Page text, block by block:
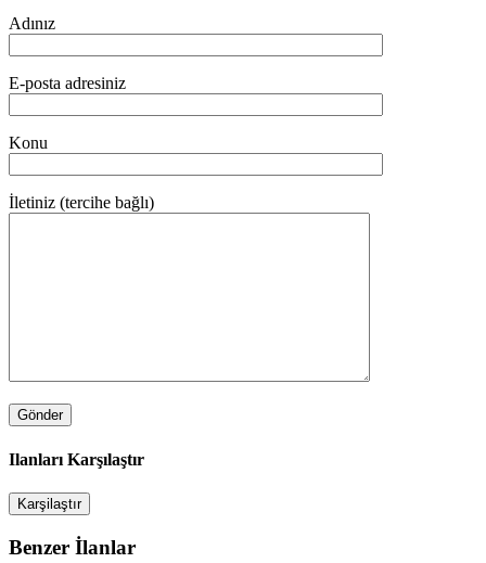
Adınız
E-posta adresiniz
Konu
İletiniz (tercihe bağlı)
Ilanları Karşılaştır
Karşilaştır
Benzer İlanlar